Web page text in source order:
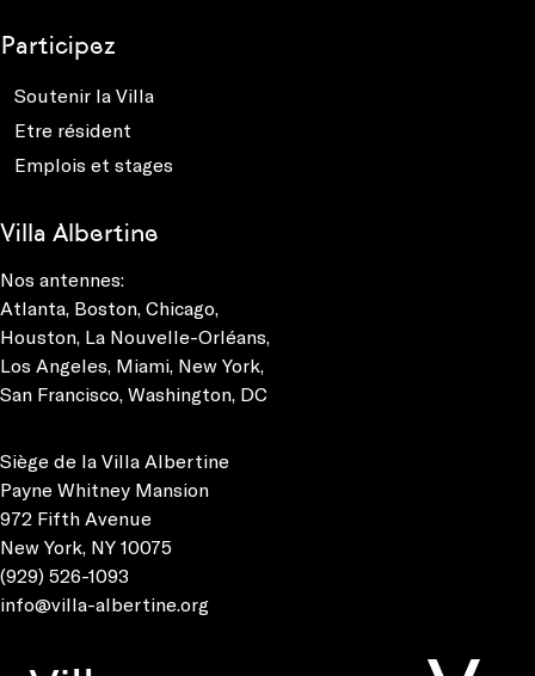
Participez
Soutenir la Villa
Etre résident
Emplois et stages
Villa Albertine
Nos antennes:
Atlanta, Boston, Chicago,
Houston, La Nouvelle-Orléans,
Los Angeles, Miami, New York,
San Francisco, Washington, DC
Siège de la Villa Albertine
Payne Whitney Mansion
972 Fifth Avenue
New York, NY 10075
(929) 526-1093
info@villa-albertine.org